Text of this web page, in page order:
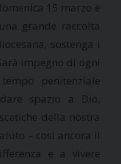
15 marzo è
grande raccolta
sostenga i
impegno di ogni
penitenziale
spazio a Dio,
della nostra
– così ancora il
e a vivere